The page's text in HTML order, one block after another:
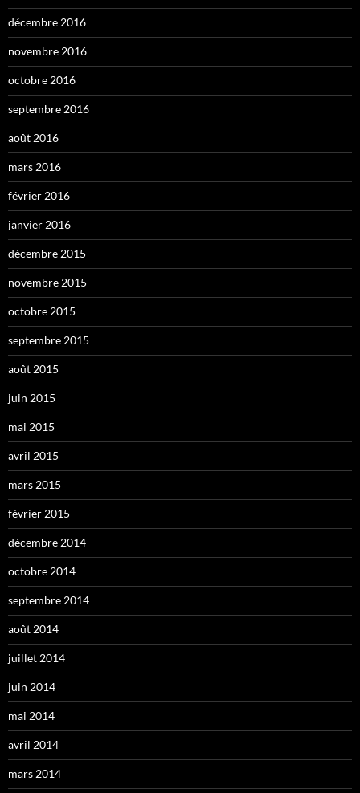
décembre 2016
novembre 2016
octobre 2016
septembre 2016
août 2016
mars 2016
février 2016
janvier 2016
décembre 2015
novembre 2015
octobre 2015
septembre 2015
août 2015
juin 2015
mai 2015
avril 2015
mars 2015
février 2015
décembre 2014
octobre 2014
septembre 2014
août 2014
juillet 2014
juin 2014
mai 2014
avril 2014
mars 2014